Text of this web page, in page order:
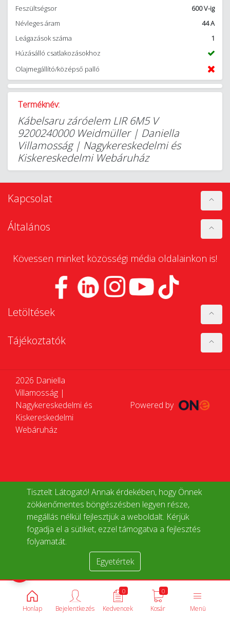
Tisztelt Látogató! Annak érdekében, hogy Önnek
zökkenőmentes böngészésben legyen része,
megállás nélkül fejlesztjük a weboldalt. Kérjük
fogadja el a sütiket, ezzel támogatva a fejlesztés
folyamatát.
Egyetértek
Feszültségsor
600 V-ig
Névleges áram
44 A
Leágazások száma
1
Húzásálló csatlakozásokhoz
Olajmegállító/középső palló
Terméknév:
Kábelsaru záróelem LIR 6M5 V
9200240000 Weidmüller | Daniella
Villamosság | Nagykereskedelmi és
Kiskereskedelmi Webáruház
Kapcsolat
Általános
Kövessen minket közösségi média oldalainkon is!
Letöltések
Tájékoztatók
2026 Daniella
Villamosság |
Nagykereskedelmi és
Kiskereskedelmi
Webáruház
Powered by
Honlap Menü
0
Kosár
0
Kedvencek
Bejelentkezés
Termékek összehasonlítása